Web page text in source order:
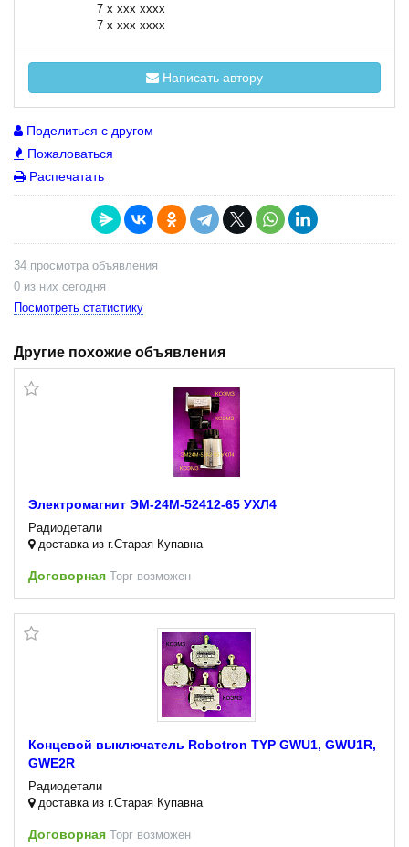
7 x xxx xxxx
7 x xxx xxxx
Написать автору
Поделиться с другом
Пожаловаться
Распечатать
34 просмотра объявления
0 из них сегодня
Посмотреть статистику
Другие похожие объявления
Электромагнит ЭМ-24М-52412-65 УХЛ4
Радиодетали
доставка из г.Старая Купавна
Договорная Торг возможен
Концевой выключатель Robotron TYP GWU1, GWU1R,
GWE2R
Радиодетали
доставка из г.Старая Купавна
Договорная Торг возможен